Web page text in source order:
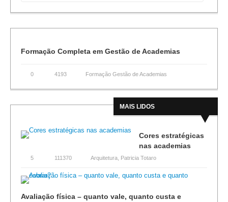
Formação Completa em Gestão de Academias
0 4193 Formação Gestão de Academias
MAIS LIDOS
Cores estratégicas
nas academias
5 111370 Arquitetura Patricia Totaro
Avaliação física – quanto vale, quanto custa e